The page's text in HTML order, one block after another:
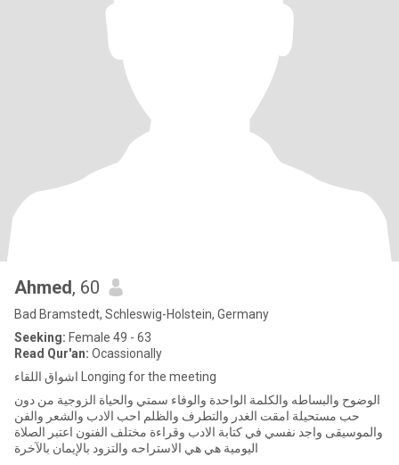
Ahmed, 60
Bad Bramstedt, Schleswig-Holstein, Germany
Seeking: Female 49 - 63
Read Qur'an: Ocassionally
اشواق اللقاء Longing for the meeting
الوضوح والبساطه والكلمة الواحدة والوفاء سمتي والحياة الزوجية من دون
حب مستحيلة امقت الغدر والتطرف والظلم احب الادب والشعر والفن
والموسيقى واجد نفسي في كتابة الادب وقراءة مختلف الفنون اعتبر الصلاة
اليومية هي هي الاستراحه والتزود بالإيمان بالآخرة